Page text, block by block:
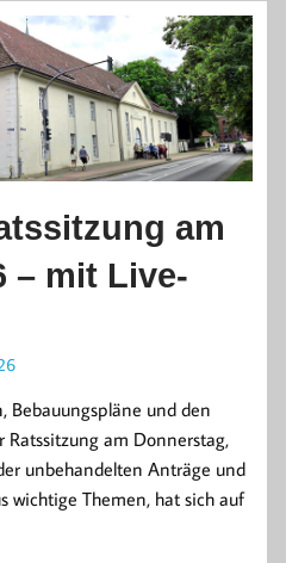
am
– mit Live-
Bebauungspläne und den
Ratssitzung am Donnerstag,
unbehandelten Anträge und
wichtige Themen, hat sich auf